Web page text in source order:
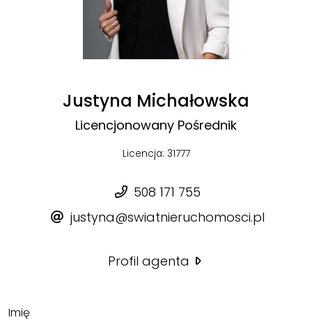
Justyna Michałowska
Licencjonowany Pośrednik
Licencja: 31777
508 171 755
justyna@swiatnieruchomosci.pl
Profil agenta
Imię